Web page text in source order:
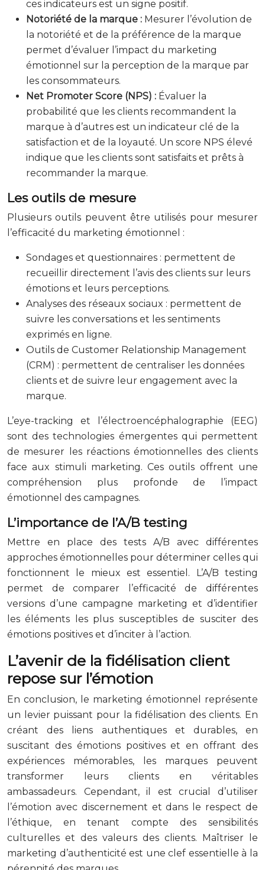
ces indicateurs est un signe positif.
Notoriété de la marque : Mesurer l’évolution de
la notoriété et de la préférence de la marque
permet d’évaluer l’impact du marketing
émotionnel sur la perception de la marque par
les consommateurs.
Net Promoter Score (NPS) : Évaluer la
probabilité que les clients recommandent la
marque à d’autres est un indicateur clé de la
satisfaction et de la loyauté. Un score NPS élevé
indique que les clients sont satisfaits et prêts à
recommander la marque.
Les outils de mesure
Plusieurs outils peuvent être utilisés pour mesurer
l’efficacité du marketing émotionnel :
Sondages et questionnaires : permettent de
recueillir directement l’avis des clients sur leurs
émotions et leurs perceptions.
Analyses des réseaux sociaux : permettent de
suivre les conversations et les sentiments
exprimés en ligne.
Outils de Customer Relationship Management
(CRM) : permettent de centraliser les données
clients et de suivre leur engagement avec la
marque.
L’eye-tracking et l’électroencéphalographie (EEG)
sont des technologies émergentes qui permettent
de mesurer les réactions émotionnelles des clients
face aux stimuli marketing. Ces outils offrent une
compréhension plus profonde de l’impact
émotionnel des campagnes.
L’importance de l’A/B testing
Mettre en place des tests A/B avec différentes
approches émotionnelles pour déterminer celles qui
fonctionnent le mieux est essentiel. L’A/B testing
permet de comparer l’efficacité de différentes
versions d’une campagne marketing et d’identifier
les éléments les plus susceptibles de susciter des
émotions positives et d’inciter à l’action.
L’avenir de la fidélisation client
repose sur l’émotion
En conclusion, le marketing émotionnel représente
un levier puissant pour la fidélisation des clients. En
créant des liens authentiques et durables, en
suscitant des émotions positives et en offrant des
expériences mémorables, les marques peuvent
transformer leurs clients en véritables
ambassadeurs. Cependant, il est crucial d’utiliser
l’émotion avec discernement et dans le respect de
l’éthique, en tenant compte des sensibilités
culturelles et des valeurs des clients. Maîtriser le
marketing d’authenticité est une clef essentielle à la